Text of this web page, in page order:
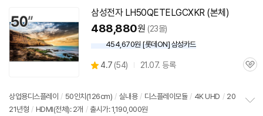
삼성전자 LH50QETELGCXKR (본체)
488,880원 (23몰)
454,670원 [롯데ON] 삼성카드
별
4.7 (상
54) 21.07. 등록
관
상업용디스플레이 / 50인치 (126cm) / 실내용 / 디스플레이모듈 / 4K UHD / 20
21년형 / HDMI(전체): 2개 / 출시가: 1,190,000원